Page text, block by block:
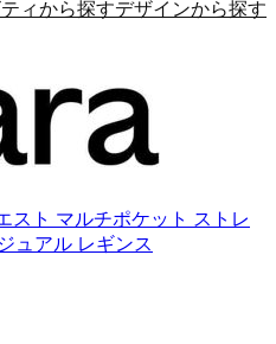
ィから探すデザインから探す
スト マルチポケット ストレ
ュアル レギンス